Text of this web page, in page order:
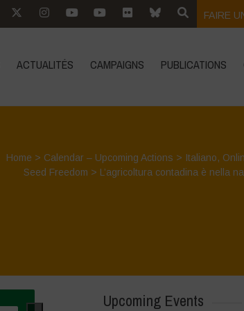
FAIRE
ACTUALITÉS CAMPAIGNS PUBLICATIONS
Home > Calendar – Upcoming Actions > Italiano,
Seed Freedom > L’agricoltura contadina è nella
Upcoming Events